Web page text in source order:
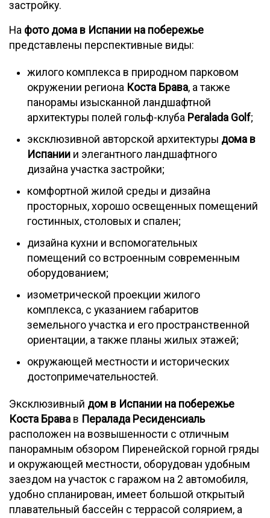
застройку.
На фото дома в Испании на побережье
представлены перспективные виды:
жилого комплекса в природном парковом
окружении региона Коста Брава, а также
панорамы изысканной ландшафтной
архитектуры полей гольф-клуба Peralada Golf;
эксклюзивной авторской архитектуры дома в
Испании и элегантного ландшафтного
дизайна участка застройки;
комфортной жилой среды и дизайна
просторных, хорошо освещенных помещений
гостинных, столовых и спален;
дизайна кухни и вспомогательных
помещений со встроенным современным
оборудованием;
изометрической проекции жилого
комплекса, с указанием габаритов
земельного участка и его пространственной
ориентации, а также планы жилых этажей;
окружающей местности и исторических
достопримечательностей.
Эксклюзивный дом в Испании на побережье
Коста Брава в Пералада Ресиденсиаль
расположен на возвышенности с отличным
панорамным обзором Пиренейской горной гряды
и окружающей местности, оборудован удобным
заездом на участок с гаражом на 2 автомобиля,
удобно спланирован, имеет большой открытый
плавательный бассейн с террасой солярием, а